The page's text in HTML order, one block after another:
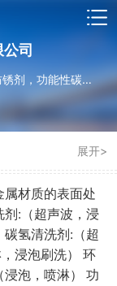
司
主营产品：工业清洗剂，工业防锈剂，功能性碳氢清洗剂
展开>
属材质的表面处
剂:（超声波，浸
碳氢清洗剂:（超
浸泡刷洗） 环
浸泡，喷淋） 功